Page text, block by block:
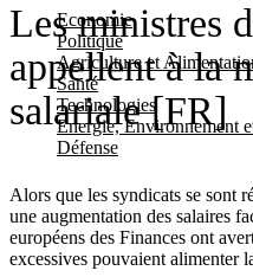
Economie
Politique
Agriculture et
Santé
Technologies
Energie, Environnement
Défense
Les ministres
appellent à la
salariale [FR]
Alors que les syndicats se sont
une augmentation des salaires
européens des Finances ont
excessives pouvaient alimenter